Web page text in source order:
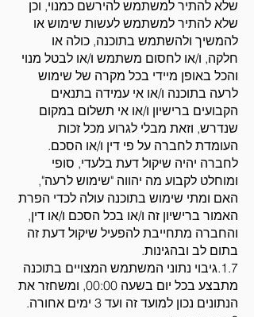
שלא להתיר למשתמש להירשם כמנוי, וכן
שלא להתיר למשתמש לעשות שימוש או
להמשיך ולהשתמש בתוכנה, כולה או
חלקה, ו/או לחסום משתמש ו/או לבטל מנוי
והכל באופן מיידי בכל מקרה של שימוש
לרעה בתוכנה ו/או אי עמידה בתנאים
הקבועים ברישיון ו/או אי תשלום במקום
שנדרש, וזאת מבלי לגרוע מכל זכות
העומדת לחברה על פי דין ו/או הסכם.
לחברה יהיה שיקול דעת בלעדי, סופי
ומוחלט לקבוע מה יהווה "שימוש לרעה",
האם ומתי שימוש בתוכנה עולה לכדי הפרת
האמור ברישיון זה ו/או בכל הסכם ו/או דין,
והחברה מתחייבת להפעיל שיקול דעת זה
בתום לב ובהגינות.
1.7.גיבוי נתוני המשתמש המצויים בתוכנה
מתבצע בכל יום בשעה 00:00, ומשחזר את
הנתונים נכון למועד זה ועד 3 ימים אחורה.